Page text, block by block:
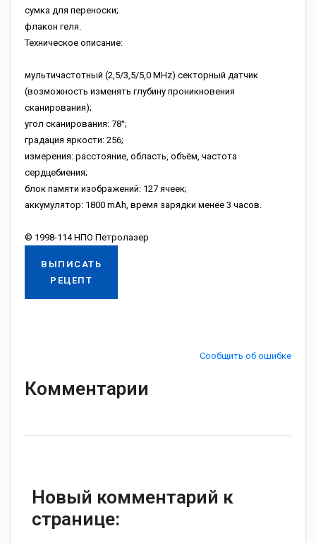
сумка для переноски;
флакон геля.
Техническое описание:
мультичастотный (2,5/3,5/5,0 MHz) секторный датчик
(возможность изменять глубину проникновения
сканирования);
угол сканирования: 78°;
градация яркости: 256;
измерения: расстояние, область, объём, частота
сердцебиения;
блок памяти изображений: 127 ячеек;
аккумулятор: 1800 mAh, время зарядки менее 3 часов.
© 1998-114 НПО Петролазер
ВЫПИСАТЬ
РЕЦЕПТ
Сообщить об ошибке
Комментарии
Новый комментарий к
странице: